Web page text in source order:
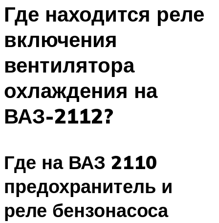
Меню
Где находится реле
включения
вентилятора
охлаждения на
ВАЗ-2112?
Где на ВАЗ 2110
предохранитель и
реле бензонасоса